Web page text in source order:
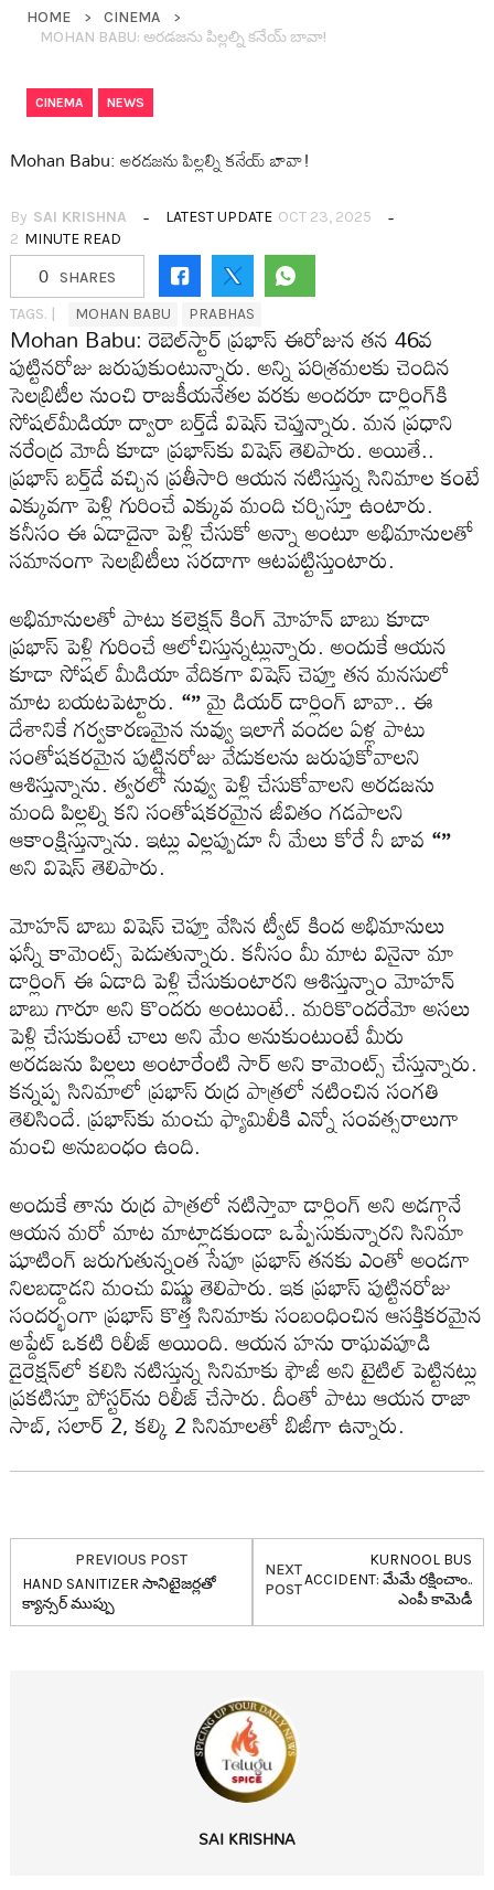
HOME
CINEMA
MOHAN BABU: అర‌డ‌జ‌ను పిల్ల‌ల్ని క‌నేయ్ బావా!
CINEMA NEWS
Mohan Babu: అర‌డ‌జ‌ను పిల్ల‌ల్ని క‌నేయ్ బావా!
By SAI KRISHNA LATEST UPDATE OCT 23, 2025
2 MINUTE READ
0
SHARES
TAGS. |
MOHAN BABU PRABHAS
Mohan Babu: రెబెల్‌స్టార్ ప్ర‌భాస్ ఈరోజున త‌న 46వ
పుట్టిన‌రోజు జ‌రుపుకుంటున్నారు. అన్ని ప‌రిశ్ర‌మ‌ల‌కు చెందిన
సెల‌బ్రిటీల నుంచి రాజ‌కీయ‌నేత‌ల వ‌ర‌కు అంద‌రూ డార్లింగ్‌కి
సోషల్‌మీడియా ద్వారా బ‌ర్త్‌డే విషెస్ చెప్తున్నారు. మ‌న ప్ర‌ధాని
న‌రేంద్ర మోదీ కూడా ప్ర‌భాస్‌కు విషెస్ తెలిపారు. అయితే..
ప్ర‌భాస్ బ‌ర్త్‌డే వ‌చ్చిన ప్ర‌తీసారి ఆయ‌న న‌టిస్తున్న సినిమాల కంటే
ఎక్కువ‌గా పెళ్లి గురించే ఎక్కువ మంది చ‌ర్చిస్తూ ఉంటారు.
క‌నీసం ఈ ఏడాదైనా పెళ్లి చేసుకో అన్నా అంటూ అభిమానుల‌తో
స‌మానంగా సెల‌బ్రిటీలు స‌ర‌దాగా ఆట‌పట్టిస్తుంటారు.
అభిమానులతో పాటు కలెక్ష‌న్ కింగ్ మోహ‌న్ బాబు కూడా
ప్ర‌భాస్ పెళ్లి గురించే ఆలోచిస్తున్న‌ట్లున్నారు. అందుకే ఆయ‌న
కూడా సోష‌ల్ మీడియా వేదిక‌గా విషెస్ చెప్తూ త‌న మ‌న‌సులో
మాట బ‌య‌టపెట్టారు. “”మై డియ‌ర్ డార్లింగ్ బావా.. ఈ
దేశానికే గ‌ర్వ‌కార‌ణ‌మైన నువ్వు ఇలాగే వంద‌ల ఏళ్ల పాటు
సంతోష‌క‌ర‌మైన పుట్టిన‌రోజు వేడుక‌ల‌ను జ‌రుపుకోవాల‌ని
ఆశిస్తున్నాను. త్వ‌ర‌లో నువ్వు పెళ్లి చేసుకోవాల‌ని అర‌డ‌జ‌ను
మంది పిల్ల‌ల్ని క‌ని సంతోష‌క‌ర‌మైన జీవితం గ‌డ‌పాల‌ని
ఆకాంక్షిస్తున్నాను. ఇట్లు ఎల్ల‌ప్పుడూ నీ మేలు కోరే నీ బావ “”
అని విషెస్ తెలిపారు.
మోహ‌న్ బాబు విషెస్ చెప్తూ వేసిన ట్వీట్ కింద అభిమానులు
ఫ‌న్నీ కామెంట్స్ పెడుతున్నారు. క‌నీసం మీ మాట వినైనా మా
డార్లింగ్ ఈ ఏడాది పెళ్లి చేసుకుంటార‌ని ఆశిస్తున్నాం మోహ‌న్
బాబు గారూ అని కొంద‌రు అంటుంటే.. మ‌రికొంద‌రేమో అస‌లు
పెళ్లి చేసుకుంటే చాలు అని మేం అనుకుంటుంటే మీరు
అర‌డ‌జ‌ను పిల్ల‌లు అంటారేంటి సార్ అని కామెంట్స్ చేస్తున్నారు.
క‌న్న‌ప్ప సినిమాలో ప్ర‌భాస్ రుద్ర పాత్ర‌లో న‌టించిన సంగ‌తి
తెలిసిందే. ప్ర‌భాస్‌కు మంచు ఫ్యామిలీకి ఎన్నో సంవ‌త్స‌రాలుగా
మంచి అనుబంధం ఉంది.
అందుకే తాను రుద్ర పాత్ర‌లో న‌టిస్తావా డార్లింగ్ అని అడ‌గ్గానే
ఆయ‌న మ‌రో మాట మాట్లాడ‌కుండా ఒప్పేసుకున్నార‌ని సినిమా
షూటింగ్ జ‌రుగుతున్నంత సేపూ ప్ర‌భాస్ త‌న‌కు ఎంతో అండ‌గా
నిల‌బ‌డ్డాడ‌ని మంచు విష్ణు తెలిపారు. ఇక ప్ర‌భాస్ పుట్టిన‌రోజు
సంద‌ర్భంగా ప్ర‌భాస్ కొత్త సినిమాకు సంబంధించిన ఆస‌క్తిక‌ర‌మైన
అప్డేట్ ఒక‌టి రిలీజ్ అయింది. ఆయ‌న‌ హ‌ను రాఘ‌వ‌పూడి
డైరెక్ష‌న్‌లో క‌లిసి న‌టిస్తున్న సినిమాకు ఫౌజీ అని టైటిల్ పెట్టిన‌ట్లు
ప్ర‌క‌టిస్తూ పోస్ట‌ర్‌ను రిలీజ్ చేసారు. దీంతో పాటు ఆయ‌న రాజా
సాబ్, స‌లార్ 2, క‌ల్కి 2 సినిమాల‌తో బిజీగా ఉన్నారు.
PREVIOUS POST
HAND SANITIZER సానిటైజ‌ర్ల‌తో
క్యాన్స‌ర్ ముప్పు
NEXT
POST
KURNOOL BUS
ACCIDENT: మేమే ర‌క్షించాం..
ఎంపీ కామెడీ
SAI KRISHNA